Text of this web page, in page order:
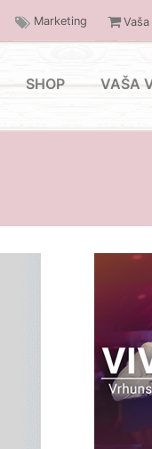
Marketing
SHOP VAŠA